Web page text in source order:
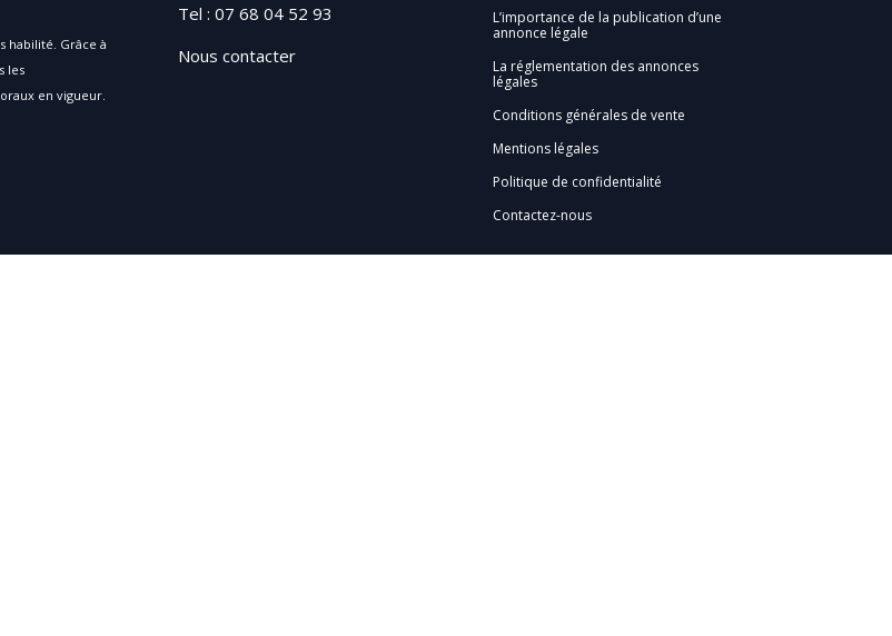
habilité. Grâce à
les
en vigueur.
Tel : 07 68 04 52 93
Nous contacter
L’importance de la publication d’une
annonce légale
La réglementation des annonces
légales
Conditions générales de vente
Mentions légales
Politique de confidentialité
Contactez-nous